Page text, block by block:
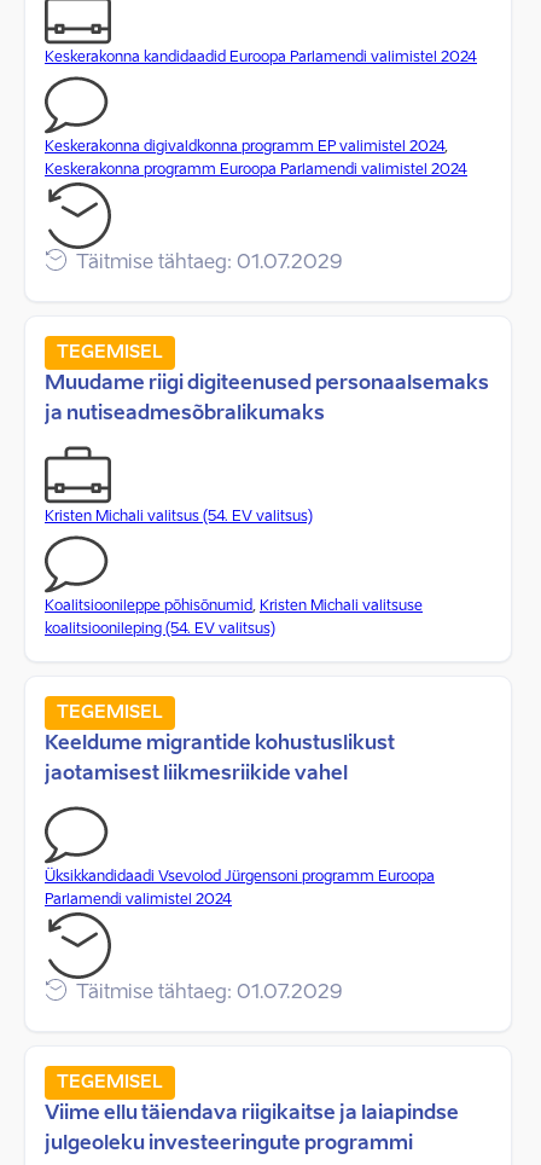
Keskerakonna kandidaadid Euroopa Parlamendi valimistel 2024
Keskerakonna digivaldkonna programm EP valimistel 2024,
Keskerakonna programm Euroopa Parlamendi valimistel 2024
Täitmise tähtaeg: 01.07.2029
TEGEMISEL
Muudame riigi digiteenused personaalsemaks
ja nutiseadmesõbralikumaks
Kristen Michali valitsus (54. EV valitsus)
Koalitsioonileppe põhisõnumid, Kristen Michali valitsuse
koalitsioonileping (54. EV valitsus)
TEGEMISEL
Keeldume migrantide kohustuslikust
jaotamisest liikmesriikide vahel
Üksikkandidaadi Vsevolod Jürgensoni programm Euroopa
Parlamendi valimistel 2024
Täitmise tähtaeg: 01.07.2029
TEGEMISEL
Viime ellu täiendava riigikaitse ja laiapindse
julgeoleku investeeringute programmi